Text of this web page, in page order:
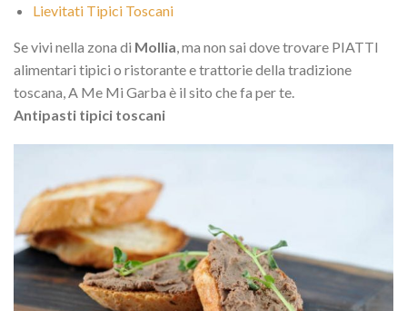
Lievitati Tipici Toscani
Se vivi nella zona di Mollia , ma non sai dove trovare PIATTI
alimentari tipici o ristorante e trattorie della tradizione
toscana, A Me Mi Garba è il sito che fa per te.
Antipasti tipici toscani